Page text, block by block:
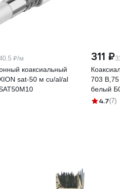
₽/м
коаксиальный
sat-50 м cu/al/al
311 ₽
703
белый
4.7(7)